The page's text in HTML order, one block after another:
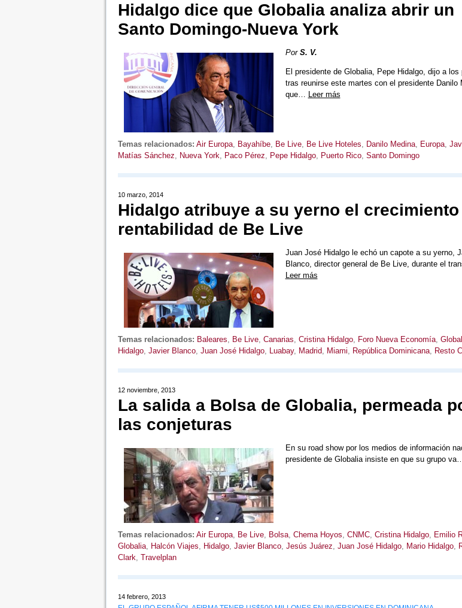
Hidalgo dice que Globalia analiza abrir un
Santo Domingo-Nueva York
Por S. V.
El presidente de Globalia, Pepe Hidalgo, dijo a los
tras reunirse este martes con el presidente Danilo
que… Leer más
Temas relacionados: Air Europa, Bayahíbe, Be Live, Be Live Hoteles, Danilo Medina, Europa,
Matías Sánchez, Nueva York, Paco Pérez, Pepe Hidalgo, Puerto Rico, Santo Domingo
10 marzo, 2014
Hidalgo atribuye a su yerno el
rentabilidad de Be Live
Juan José Hidalgo le echó un capote a su yerno,
Blanco, director general de Be Live, durante el
Leer más
Temas relacionados: Baleares, Be Live, Canarias, Cristina Hidalgo, Foro Nueva Economía,
Hidalgo, Javier Blanco, Juan José Hidalgo, Luabay, Madrid, Miami, República Dominicana, Resto
12 noviembre, 2013
La salida a Bolsa de Globalia, permeada
las conjeturas
En su road show por los medios de información
presidente de Globalia insiste en que su grupo
Temas relacionados: Air Europa, Be Live, Bolsa, Chema Hoyos, CNMC, Cristina Hidalgo, Emilio
Globalia, Halcón Viajes, Hidalgo, Javier Blanco, Jesús Juárez, Juan José Hidalgo, Mario Hidalgo,
Clark, Travelplan
14 febrero, 2013